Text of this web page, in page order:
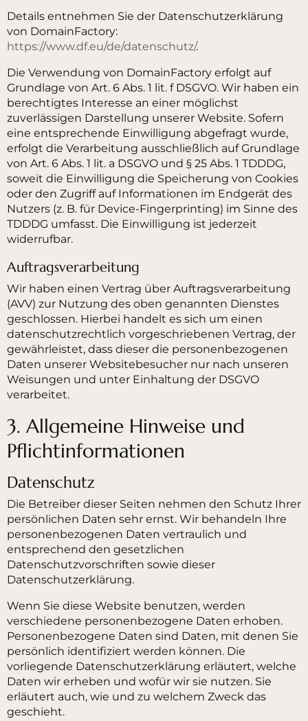
Details entnehmen Sie der Datenschutzerklärung
von DomainFactory:
https://www.df.eu/de/datenschutz/.
Die Verwendung von DomainFactory erfolgt auf
Grundlage von Art. 6 Abs. 1 lit. f DSGVO. Wir haben ein
berechtigtes Interesse an einer möglichst
zuverlässigen Darstellung unserer Website. Sofern
eine entsprechende Einwilligung abgefragt wurde,
erfolgt die Verarbeitung ausschließlich auf Grundlage
von Art. 6 Abs. 1 lit. a DSGVO und § 25 Abs. 1 TDDDG,
soweit die Einwilligung die Speicherung von Cookies
oder den Zugriff auf Informationen im Endgerät des
Nutzers (z. B. für Device-Fingerprinting) im Sinne des
TDDDG umfasst. Die Einwilligung ist jederzeit
widerrufbar.
Auftragsverarbeitung
Wir haben einen Vertrag über Auftragsverarbeitung
(AVV) zur Nutzung des oben genannten Dienstes
geschlossen. Hierbei handelt es sich um einen
datenschutzrechtlich vorgeschriebenen Vertrag, der
gewährleistet, dass dieser die personenbezogenen
Daten unserer Websitebesucher nur nach unseren
Weisungen und unter Einhaltung der DSGVO
verarbeitet.
3. Allgemeine Hinweise und
Pflicht­informationen
Datenschutz
Die Betreiber dieser Seiten nehmen den Schutz Ihrer
persönlichen Daten sehr ernst. Wir behandeln Ihre
personenbezogenen Daten vertraulich und
entsprechend den gesetzlichen
Datenschutzvorschriften sowie dieser
Datenschutzerklärung.
Wenn Sie diese Website benutzen, werden
verschiedene personenbezogene Daten erhoben.
Personenbezogene Daten sind Daten, mit denen Sie
persönlich identifiziert werden können. Die
vorliegende Datenschutzerklärung erläutert, welche
Daten wir erheben und wofür wir sie nutzen. Sie
erläutert auch, wie und zu welchem Zweck das
geschieht.